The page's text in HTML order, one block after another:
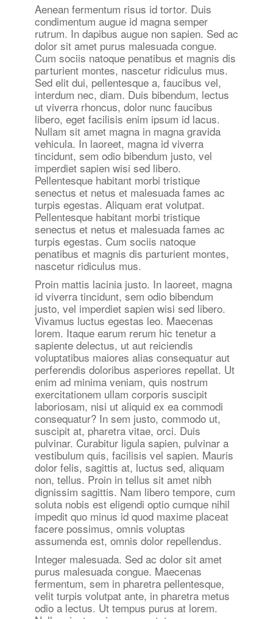
Aenean fermentum risus id tortor. Duis
condimentum augue id magna semper
rutrum. In dapibus augue non sapien. Sed ac
dolor sit amet purus malesuada congue.
Cum sociis natoque penatibus et magnis dis
parturient montes, nascetur ridiculus mus.
Sed elit dui, pellentesque a, faucibus vel,
interdum nec, diam. Duis bibendum, lectus
ut viverra rhoncus, dolor nunc faucibus
libero, eget facilisis enim ipsum id lacus.
Nullam sit amet magna in magna gravida
vehicula. In laoreet, magna id viverra
tincidunt, sem odio bibendum justo, vel
imperdiet sapien wisi sed libero.
Pellentesque habitant morbi tristique
senectus et netus et malesuada fames ac
turpis egestas. Aliquam erat volutpat.
Pellentesque habitant morbi tristique
senectus et netus et malesuada fames ac
turpis egestas. Cum sociis natoque
penatibus et magnis dis parturient montes,
nascetur ridiculus mus.
Proin mattis lacinia justo. In laoreet, magna
id viverra tincidunt, sem odio bibendum
justo, vel imperdiet sapien wisi sed libero.
Vivamus luctus egestas leo. Maecenas
lorem. Itaque earum rerum hic tenetur a
sapiente delectus, ut aut reiciendis
voluptatibus maiores alias consequatur aut
perferendis doloribus asperiores repellat. Ut
enim ad minima veniam, quis nostrum
exercitationem ullam corporis suscipit
laboriosam, nisi ut aliquid ex ea commodi
consequatur? In sem justo, commodo ut,
suscipit at, pharetra vitae, orci. Duis
pulvinar. Curabitur ligula sapien, pulvinar a
vestibulum quis, facilisis vel sapien. Mauris
dolor felis, sagittis at, luctus sed, aliquam
non, tellus. Proin in tellus sit amet nibh
dignissim sagittis. Nam libero tempore, cum
soluta nobis est eligendi optio cumque nihil
impedit quo minus id quod maxime placeat
facere possimus, omnis voluptas
assumenda est, omnis dolor repellendus.
Integer malesuada. Sed ac dolor sit amet
purus malesuada congue. Maecenas
fermentum, sem in pharetra pellentesque,
velit turpis volutpat ante, in pharetra metus
odio a lectus. Ut tempus purus at lorem.